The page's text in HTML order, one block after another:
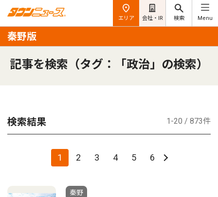
エリア 会社・IR 検索 Menu
秦野版
記事を検索（タグ：「政治」の検索）
検索結果 1-20 / 873件
1 2 3 4 5 6
秦野